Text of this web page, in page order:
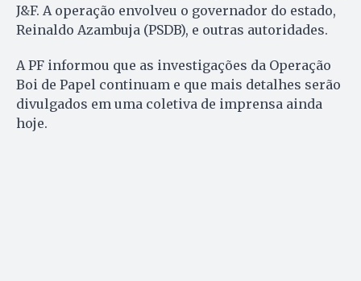
J&F. A operação envolveu o governador do estado,
Reinaldo Azambuja (PSDB), e outras autoridades.
A PF informou que as investigações da Operação
Boi de Papel continuam e que mais detalhes serão
divulgados em uma coletiva de imprensa ainda
hoje.